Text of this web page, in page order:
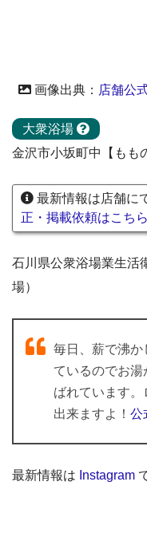
画像出典： 店舗公
大衆浴場
金沢市小坂町中【もも
最新情報は店舗に
正・掲載依頼はこちら
石川県公衆浴場業生活
場）
毎日、薪で沸
ているのでお
ばれています
出来ますよ！ 公
最新情報は Instagram